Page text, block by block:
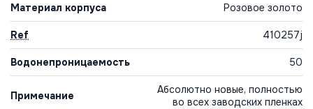
Материал корпуса Розовое золото
Ref 410257j
Водонепроницаемость 50
Примечание
Абсолютно новые, полностью
во всех заводских пленках